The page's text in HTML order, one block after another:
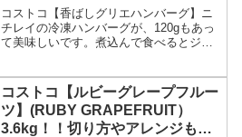
す。
コストコ【香ばしグリエハンバーグ】ニ
チレイの冷凍ハンバーグが、120gもあっ
て美味しいです。煮込んで食べるとジュ
コストコ【ルビーグレープフルー
ツ】(RUBY GRAPEFRUIT）
3.6kg！！切り方やアレンジもご